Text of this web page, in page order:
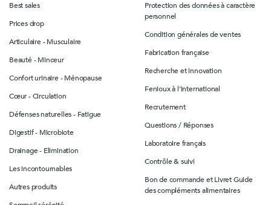
Best sales
Prices drop
Articulaire - Musculaire
Beauté - Minceur
Confort urinaire - Ménopause
Cœur - Circulation
Défenses naturelles - Fatigue
Digestif - Microbiote
Drainage - Elimination
Les incontournables
Autres produits
Protection des données à caractère
personnel
Condition générales de ventes
Fabrication française
Recherche et innovation
Fenioux à l'international
Recrutement
Questions / Réponses
Laboratoire français
Contrôle & suivi
Bon de commande et Livret Guide
des compléments alimentaires